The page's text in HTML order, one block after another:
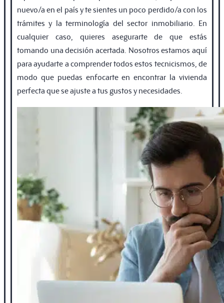
nuevo/a en el país y te sientes un poco perdido/a con los
trámites y la terminología del sector inmobiliario. En
cualquier caso, quieres asegurarte de que estás
tomando una decisión acertada. Nosotros estamos aquí
para ayudarte a comprender todos estos tecnicismos, de
modo que puedas enfocarte en encontrar la vivienda
perfecta que se ajuste a tus gustos y necesidades.